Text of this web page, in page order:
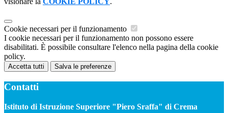
Cookie necessari per il funzionamento
I cookie necessari per il funzionamento non possono essere
disabilitati. È possibile consultare l'elenco nella pagina della cookie
policy.
Accetta tutti Salva le preferenze
Contatti
Istituto di Istruzione Superiore "Piero Sraffa" di Crema